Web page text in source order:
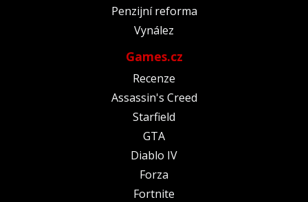
Penzijní reforma
Vynález
Games.cz
Recenze
Assassin's Creed
Starfield
GTA
Diablo IV
Forza
Fortnite